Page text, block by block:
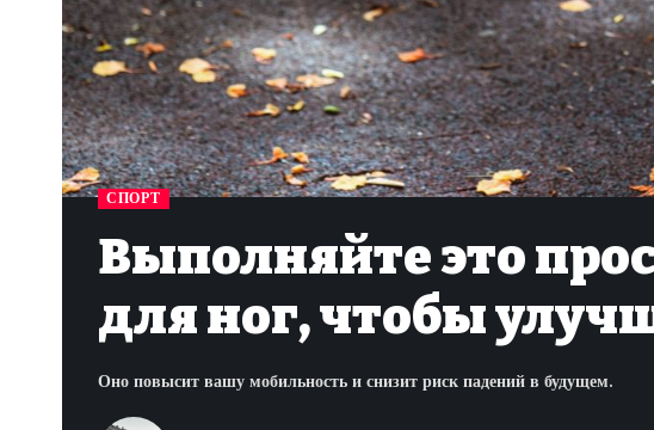
СПОРТ
Выполняйте это
для ног, чтобы
Оно повысит вашу мобильность и снизит риск падений в будущем.